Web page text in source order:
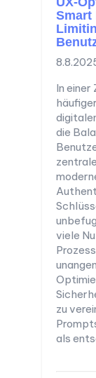
Smart
In einer
die
viele
zu
als